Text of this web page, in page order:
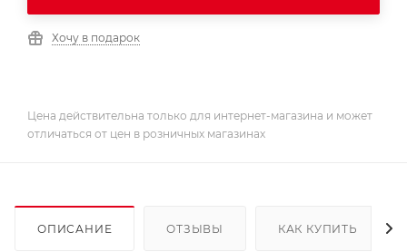
Хочу в подарок
Цена действительна только для интернет-магазина и может
отличаться от цен в розничных магазинах
ОПИСАНИЕ ОТЗЫВЫ КАК КУПИТЬ